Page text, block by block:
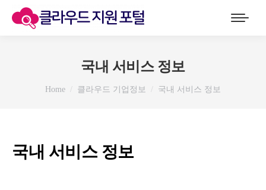
국내 서비스 정보
You are here:
Home 클라우드 기업정보 국내 서비스 정보
국내 서비스 정보